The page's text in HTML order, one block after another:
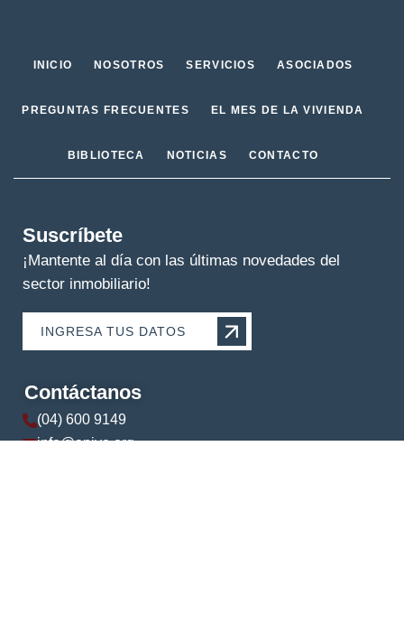
INICIO NOSOTROS SERVICIOS ASOCIADOS
PREGUNTAS FRECUENTES EL MES DE LA VIVIENDA
BIBLIOTECA NOTICIAS CONTACTO
Suscríbete
¡Mantente al día con las últimas novedades del
sector inmobiliario!
INGRESA TUS DATOS
Contáctanos
(04) 600 9149
info@apive.org